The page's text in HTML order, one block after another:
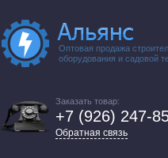
Оптовая продажа
оборудования и садовой
Заказать товар:
+7 (926) 247-
Обратная связь